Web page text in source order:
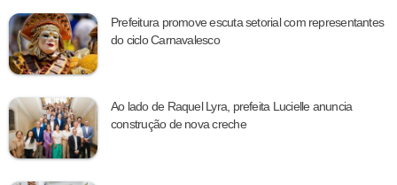
Prefeitura promove escuta setorial com representantes
do ciclo Carnavalesco
Ao lado de Raquel Lyra, prefeita Lucielle anuncia
construção de nova creche